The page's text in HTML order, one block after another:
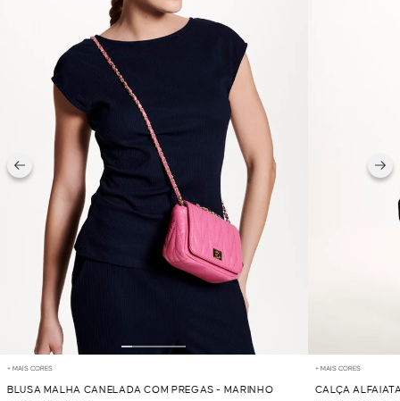
+ MAIS CORES
BLUSA MALHA CANELADA COM PREGAS - MARINHO
+ MAIS CORES
CALÇA